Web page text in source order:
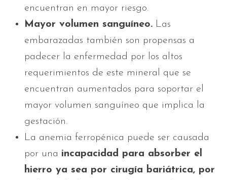
encuentran en mayor riesgo.
Mayor volumen sanguíneo. Las
embarazadas también son propensas a
padecer la enfermedad por los altos
requerimientos de este mineral que se
encuentran aumentados para soportar el
mayor volumen sanguíneo que implica la
gestación.
La anemia ferropénica puede ser causada
por una incapacidad para absorber el
hierro ya sea por cirugía bariátrica, por